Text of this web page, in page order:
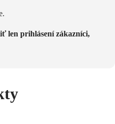
len prihlásení zákazníci,